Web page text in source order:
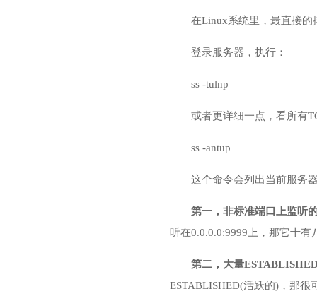
在Linux系统里，最直接的
登录服务器，执行：
ss -tulnp
或者更详细一点，看所有
ss -antup
这个命令会列出当前服务
第一，非标准端口上监听
听在0.0.0.0:9999上，那它十有
第二，大量
ESTABLISHED(活跃的)，那很